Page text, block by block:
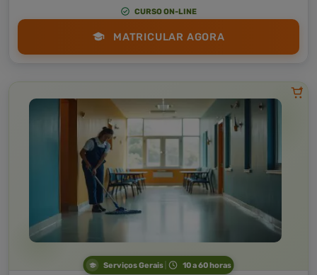
CURSO ON-LINE
MATRICULAR AGORA
Serviços Gerais 10 a 60 horas